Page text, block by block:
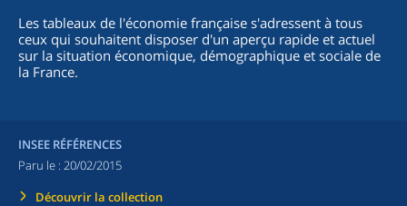
Les tableaux de l'économie française s'adressent à tous
ceux qui souhaitent disposer d'un aperçu rapide et actuel
sur la situation économique, démographique et sociale de
la France.
INSEE RÉFÉRENCES
Paru le : 20/02/2015
Découvrir la collection